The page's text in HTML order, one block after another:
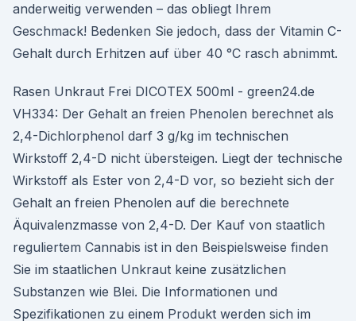
anderweitig verwenden – das obliegt Ihrem
Geschmack! Bedenken Sie jedoch, dass der Vitamin C-
Gehalt durch Erhitzen auf über 40 °C rasch abnimmt.
Rasen Unkraut Frei DICOTEX 500ml - green24.de
VH334: Der Gehalt an freien Phenolen berechnet als
2,4-Dichlorphenol darf 3 g/kg im technischen
Wirkstoff 2,4-D nicht übersteigen. Liegt der technische
Wirkstoff als Ester von 2,4-D vor, so bezieht sich der
Gehalt an freien Phenolen auf die berechnete
Äquivalenzmasse von 2,4-D. Der Kauf von staatlich
reguliertem Cannabis ist in den Beispielsweise finden
Sie im staatlichen Unkraut keine zusätzlichen
Substanzen wie Blei. Die Informationen und
Spezifikationen zu einem Produkt werden sich im